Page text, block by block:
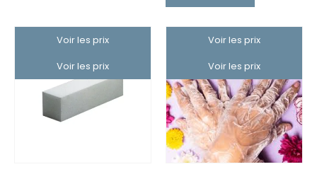
Voir les prix
Voir les prix
Voir les prix
Voir les prix